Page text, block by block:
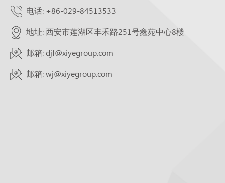
电话: +86-029-84513533
地址: 西安市莲湖区丰禾路251号鑫苑中心8楼
邮箱: djf@xiyegroup.com
邮箱: wj@xiyegroup.com